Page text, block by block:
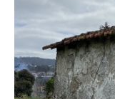
uma porta e duas
uma janela no de